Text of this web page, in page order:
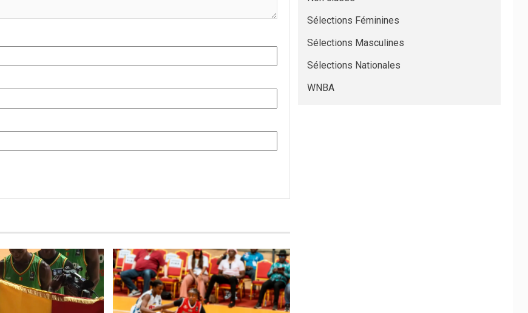
Sélections Féminines
Sélections Masculines
Sélections Nationales
WNBA